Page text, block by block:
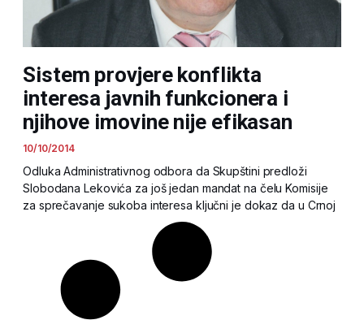
Sistem provjere konflikta
interesa javnih funkcionera i
njihove imovine nije efikasan
10/10/2014
Odluka Administrativnog odbora da Skupštini predloži
Slobodana Lekovića za još jedan mandat na čelu Komisije
za sprečavanje sukoba interesa ključni je dokaz da u Crnoj